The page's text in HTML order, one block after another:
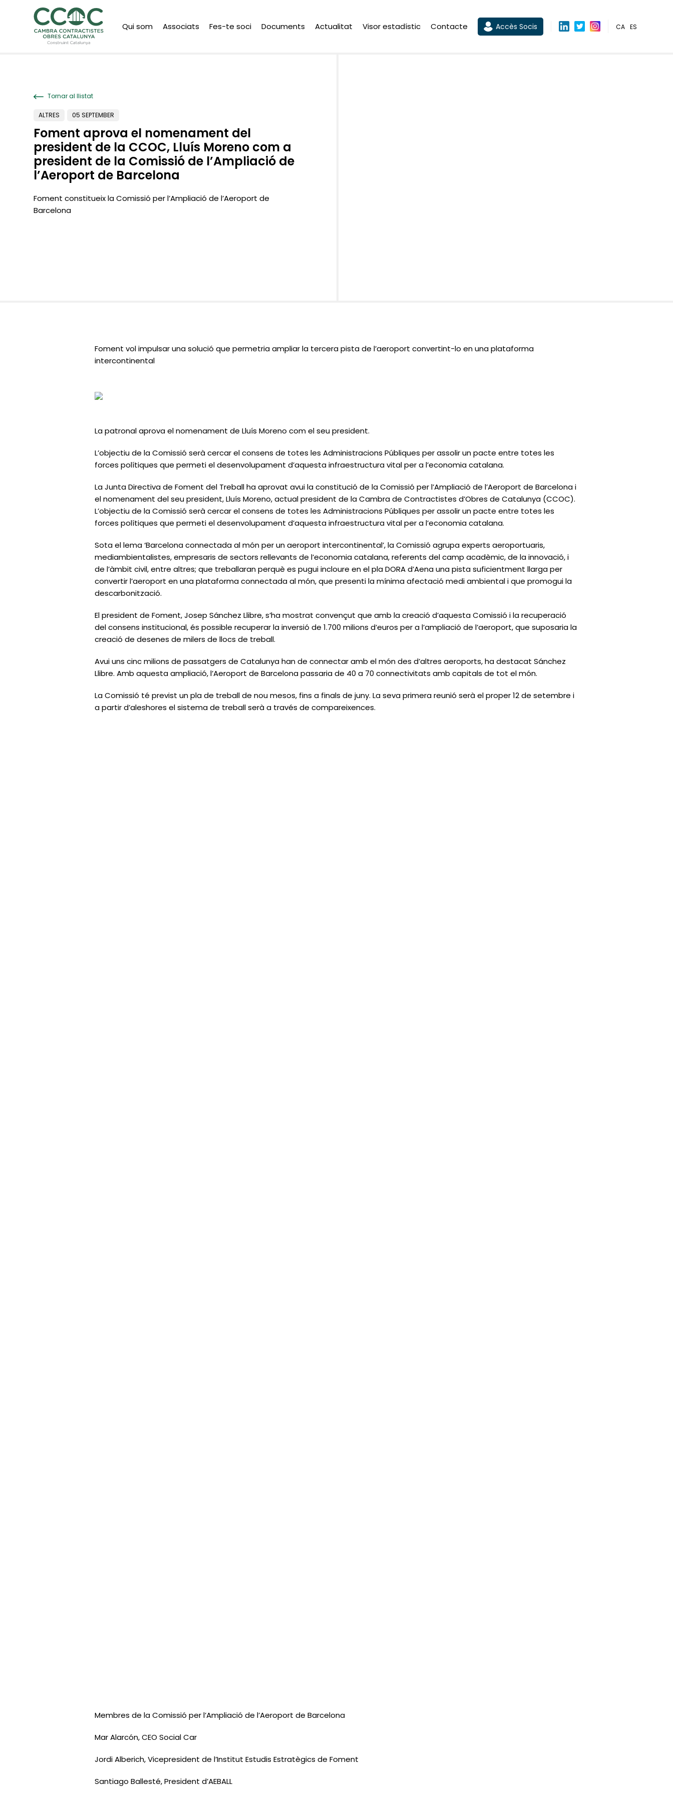
Qui som Associats Fes-te soci Documents Actualitat Visor estadístic Contacte Accès Socis CA ES
Tornar al llistat
ALTRES 05 SEPTEMBER
Foment aprova el nomenament del
president de la CCOC, Lluís Moreno com a
president de la Comissió de l’Ampliació de
l’Aeroport de Barcelona
Foment constitueix la Comissió per l’Ampliació de l’Aeroport de
Barcelona
Foment vol impulsar una solució que permetria ampliar la tercera pista de l’aeroport convertint-lo en una plataforma
intercontinental
La patronal aprova el nomenament de Lluís Moreno com el seu president.
L’objectiu de la Comissió serà cercar el consens de totes les Administracions Públiques per assolir un pacte entre totes les
forces polítiques que permeti el desenvolupament d’aquesta infraestructura vital per a l’economia catalana.
La Junta Directiva de Foment del Treball ha aprovat avui la constitució de la Comissió per l’Ampliació de l’Aeroport de Barcelona i
el nomenament del seu president, Lluís Moreno, actual president de la Cambra de Contractistes d’Obres de Catalunya (CCOC).
L’objectiu de la Comissió serà cercar el consens de totes les Administracions Públiques per assolir un pacte entre totes les
forces polítiques que permeti el desenvolupament d’aquesta infraestructura vital per a l’economia catalana.
Sota el lema ‘Barcelona connectada al món per un aeroport intercontinental’, la Comissió agrupa experts aeroportuaris,
mediambientalistes, empresaris de sectors rellevants de l’economia catalana, referents del camp acadèmic, de la innovació, i
de l’àmbit civil, entre altres; que treballaran perquè es pugui incloure en el pla DORA d’Aena una pista suficientment llarga per
convertir l’aeroport en una plataforma connectada al món, que presenti la mínima afectació medi ambiental i que promogui la
descarbonització.
El president de Foment, Josep Sánchez Llibre, s’ha mostrat convençut que amb la creació d’aquesta Comissió i la recuperació
del consens institucional, és possible recuperar la inversió de 1.700 milions d’euros per a l’ampliació de l’aeroport, que suposaria la
creació de desenes de milers de llocs de treball.
Avui uns cinc milions de passatgers de Catalunya han de connectar amb el món des d’altres aeroports, ha destacat Sánchez
Llibre. Amb aquesta ampliació, l’Aeroport de Barcelona passaria de 40 a 70 connectivitats amb capitals de tot el món.
La Comissió té previst un pla de treball de nou mesos, fins a finals de juny. La seva primera reunió serà el proper 12 de setembre i
a partir d’aleshores el sistema de treball serà a través de compareixences.
Membres de la Comissió per l’Ampliació de l’Aeroport de Barcelona
Mar Alarcón, CEO Social Car
Jordi Alberich, Vicepresident de l’Institut Estudis Estratègics de Foment
Santiago Ballesté, President d’AEBALL